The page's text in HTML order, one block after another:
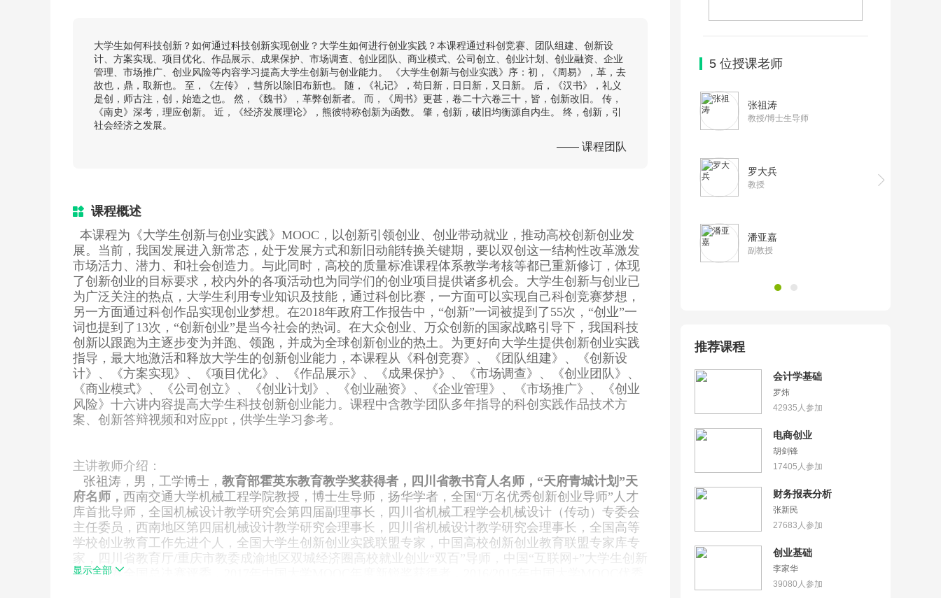
大学生如何科技创新？如何通过科技创新实现创业？大学生如何进行创业实践？本课程通过科创竞赛、团队组建、创新设
计、方案实现、项目优化、作品展示、成果保护、市场调查、创业团队、商业模式、公司创立、创业计划、创业融资、企业
管理、市场推广、创业风险等内容学习提高大学生创新与创业能力。 《大学生创新与创业实践》序：初，《周易》，革，去
故也，鼎，取新也。 至，《左传》，彗所以除旧布新也。 随，《礼记》，苟日新，日日新，又日新。 后，《汉书》，礼义
是创，师古注，创，始造之也。 然，《魏书》，革弊创新者。 而，《周书》更甚，卷二十六卷三十，皆，创新改旧。 传，
《南史》深考，理应创新。 近，《经济发展理论》，熊彼特称创新为函数。 肇，创新，破旧均衡源自内生。 终，创新，引
社会经济之发展。
—— 课程团队
课程概述
本课程为《大学生创新与创业实践》MOOC，以创新引领创业、创业带动就业，推动高校创新创业发
展。当前，我国发展进入新常态，处于发展方式和新旧动能转换关键期，要以双创这一结构性改革激发
市场活力、潜力、和社会创造力。与此同时，高校的质量标准课程体系教学考核等都已重新修订，体现
了创新创业的目标要求，校内外的各项活动也为同学们的创业项目提供诸多机会。大学生创新与创业已
为广泛关注的热点，大学生利用专业知识及技能，通过科创比赛，一方面可以实现自己科创竞赛梦想，
另一方面通过科创作品实现创业梦想。在2018年政府工作报告中，“创新”一词被提到了55次，“创业”一
词也提到了13次，“创新创业”是当今社会的热词。在大众创业、万众创新的国家战略引导下，我国科技
创新以跟跑为主逐步变为并跑、领跑，并成为全球创新创业的热土。为更好向大学生提供创新创业实践
指导，最大地激活和释放大学生的创新创业能力，本课程从《科创竞赛》、《团队组建》、《创新设
计》、《方案实现》、《项目优化》、《作品展示》、《成果保护》、《市场调查》、《创业团队》、
《商业模式》、《公司创立》、《创业计划》、《创业融资》、《企业管理》、《市场推广》、《创业
风险》十六讲内容提高大学生科技创新创业能力。课程中含教学团队多年指导的科创实践作品技术方
案、创新答辩视频和对应ppt，供学生学习参考。
主讲教师介绍：
张祖涛，男，工学博士， 教育部霍英东教育教学奖获得者，四川省教书育人名师，“天府青城计划”天
府名师， 西南交通大学机械工程学院教授，博士生导师，扬华学者，全国“万名优秀创新创业导师”人才
库首批导师，全国机械设计教学研究会第四届副理事长，四川省机械工程学会机械设计（传动）专委会
主任委员，西南地区第四届机械设计教学研究会理事长，四川省机械设计教学研究会理事长，全国高等
学校创业教育工作先进个人，全国大学生创新创业实践联盟专家，中国高校创新创业教育联盟专家库专
家，四川省教育厅/重庆市教委成渝地区双城经济圈高校就业创业“双百”导师，中国“互联网+”大学生创新
创业大赛全国总决赛评委，2017年中国大学MOOC年度新锐奖获得者，2016/2015年中国大学MOOC优秀
显示全部
5 位授课老师
张祖涛
教授/博士生导师
罗大兵
教授
潘亚嘉
副教授
推荐课程
会计学基础
罗炜
42935 人参加
电商创业
胡剑锋
17405 人参加
财务报表分析
张新民
27683 人参加
创业基础
李家华
39080 人参加